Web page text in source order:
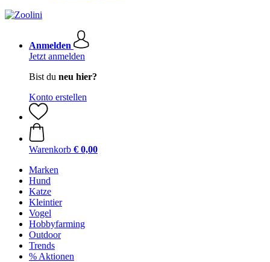
Anmelden
Jetzt anmelden
Bist du neu hier?
Konto erstellen
Warenkorb € 0,00
Marken
Hund
Katze
Kleintier
Vogel
Hobbyfarming
Outdoor
Trends
% Aktionen